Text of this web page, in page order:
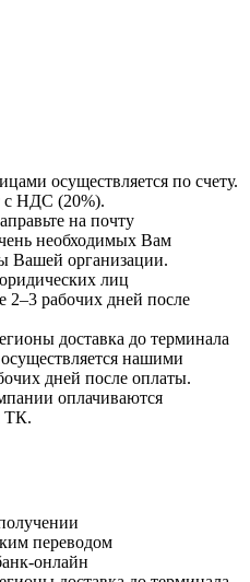
осуществляется по счету.
с НДС (20%).
на почту
необходимых Вам
Вашей организации.
лиц
2–3 рабочих дней после
доставка до терминала
нашими
дней после оплаты.
оплачиваются
ТК.
переводом
онлайн